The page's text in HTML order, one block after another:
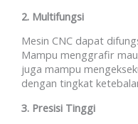
2. Multifungsi
Mesin CNC dapat
Mampu menggrafir
juga mampu
dengan tingkat
3. Presisi Tinggi